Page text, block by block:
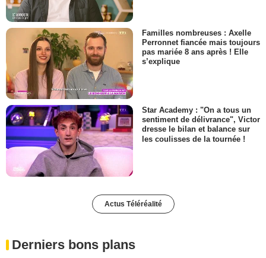
Familles nombreuses : Axelle
Perronnet fiancée mais toujours
pas mariée 8 ans après ! Elle
s’explique
Star Academy : "On a tous un
sentiment de délivrance", Victor
dresse le bilan et balance sur
les coulisses de la tournée !
Actus Téléréalité
Derniers bons plans